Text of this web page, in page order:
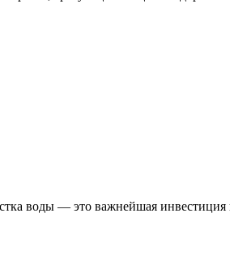
воды — это важнейшая инвестиция